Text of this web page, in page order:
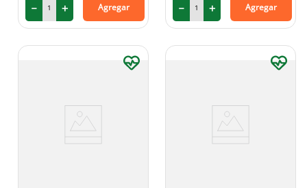
＋
－ Agregar
＋
－ Agregar